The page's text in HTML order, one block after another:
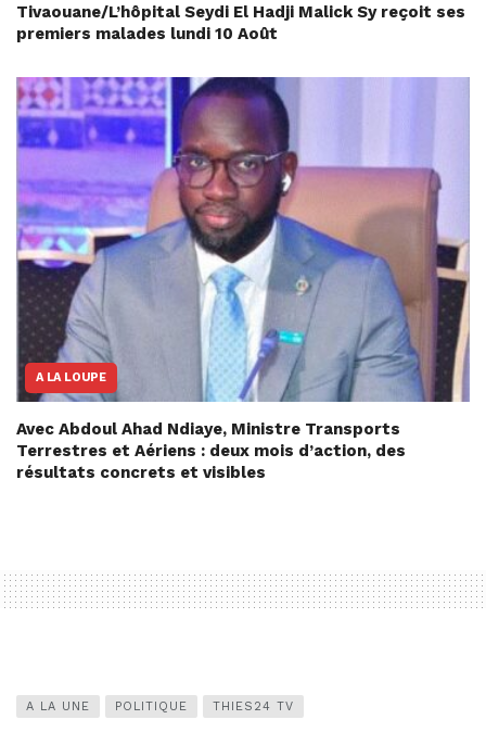
Tivaouane/L’hôpital Seydi El Hadji Malick Sy reçoit ses
premiers malades lundi 10 Août
A LA LOUPE
Avec Abdoul Ahad Ndiaye, Ministre Transports
Terrestres et Aériens : deux mois d’action, des
résultats concrets et visibles
A LA UNE POLITIQUE THIES24 TV